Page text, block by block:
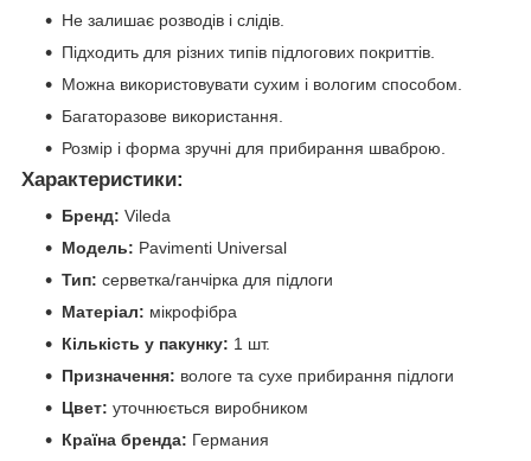
Не залишає розводів і слідів.
Підходить для різних типів підлогових покриттів.
Можна використовувати сухим і вологим способом.
Багаторазове використання.
Розмір і форма зручні для прибирання шваброю.
Характеристики:
Бренд: Vileda
Модель: Pavimenti Universal
Тип: серветка/ганчірка для підлоги
Матеріал: мікрофібра
Кількість у пакунку: 1 шт.
Призначення: вологе та сухе прибирання підлоги
Цвет: уточнюється виробником
Країна бренда: Германия